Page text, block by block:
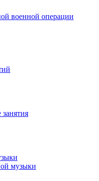
военной операции
музыки